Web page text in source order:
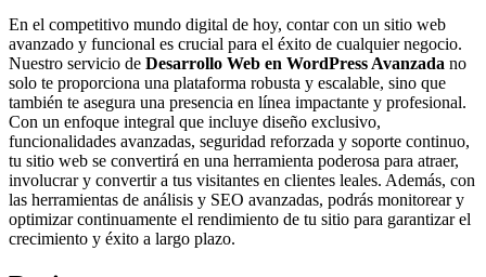
En el competitivo mundo digital de hoy, contar con un sitio web
avanzado y funcional es crucial para el éxito de cualquier negocio.
Nuestro servicio de Desarrollo Web en WordPress Avanzada no
solo te proporciona una plataforma robusta y escalable, sino que
también te asegura una presencia en línea impactante y profesional.
Con un enfoque integral que incluye diseño exclusivo,
funcionalidades avanzadas, seguridad reforzada y soporte continuo,
tu sitio web se convertirá en una herramienta poderosa para atraer,
involucrar y convertir a tus visitantes en clientes leales. Además, con
las herramientas de análisis y SEO avanzadas, podrás monitorear y
optimizar continuamente el rendimiento de tu sitio para garantizar el
crecimiento y éxito a largo plazo.